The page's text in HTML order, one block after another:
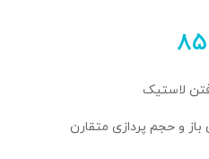
لاستیک
و حجم‌ پردازی متقارن